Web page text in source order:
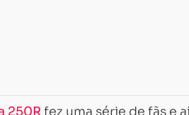
250Rfez uma série de fãs e